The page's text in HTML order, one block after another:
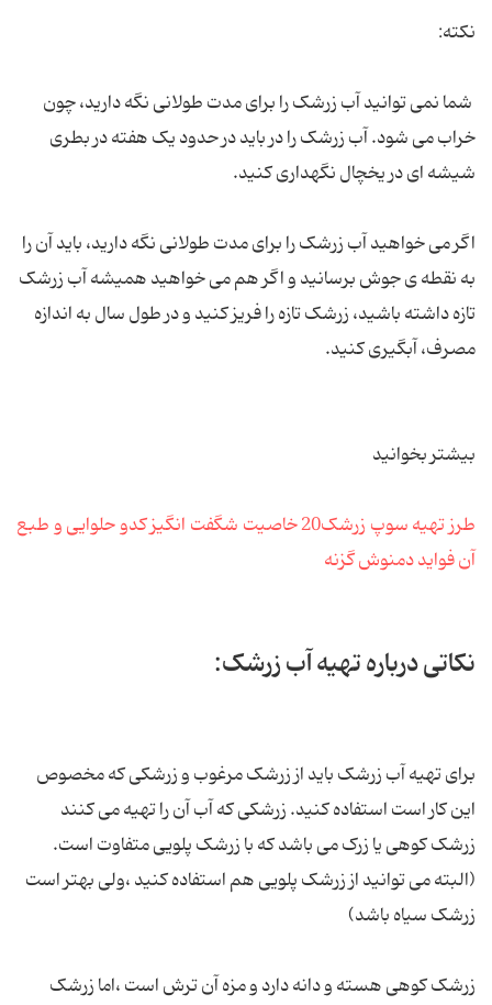
نکته:
شما نمی توانید آب زرشک را برای مدت طولانی نگه دارید، چون
خراب می شود. آب زرشک را در باید در حدود یک هفته در بطری
شیشه ای در یخچال نگهداری کنید.
اگر می خواهید آب زرشک را برای مدت طولانی نگه دارید، باید آن را
به نقطه ی جوش برسانید و اگر هم می خواهید همیشه آب زرشک
تازه داشته باشید، زرشک تازه را فریز کنید و در طول سال به اندازه
مصرف، آبگیری کنید.
بیشتر بخوانید
طرز تهیه سوپ زرشک
20 خاصیت شگفت انگیز کدو حلوایی و طبع
آنفواید دمنوش گزنه
نکاتی درباره تهیه آب زرشک:
برای تهیه آب زرشک باید از زرشک مرغوب و زرشکی که مخصوص
این کار است استفاده کنید. زرشکی که آب آن را تهیه می کنند
زرشک کوهی یا زرک می باشد که با زرشک پلویی متفاوت است.
(البته می توانید از زرشک پلویی هم استفاده کنید ،ولی بهتر است
زرشک سیاه باشد)
زرشک کوهی هسته و دانه دارد و مزه آن ترش است ،اما زرشک